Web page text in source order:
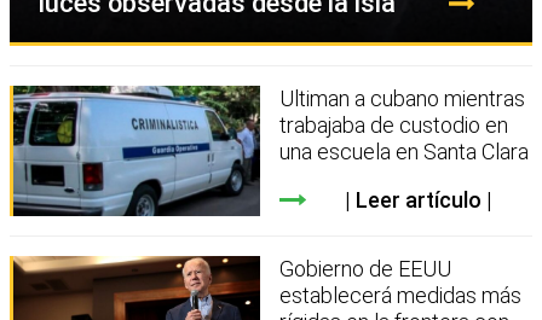
Ultiman a cubano mientras
trabajaba de custodio en
una escuela en Santa Clara
Leer artículo
Gobierno de EEUU
establecerá medidas más